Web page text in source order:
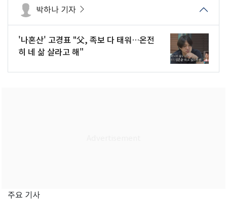
박하나 기자
'나혼산' 고경표 "父, 족보 다 태워…온전
히 네 삶 살라고 해"
주요 기사